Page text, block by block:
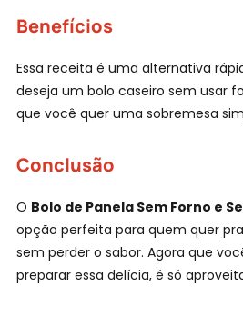
Benefícios
Essa receita é uma alternativa
deseja um bolo caseiro sem usar
que você quer uma sobremesa
Conclusão
O Bolo de Panela Sem Forno e
opção perfeita para quem quer
sem perder o sabor. Agora que
preparar essa delícia, é só